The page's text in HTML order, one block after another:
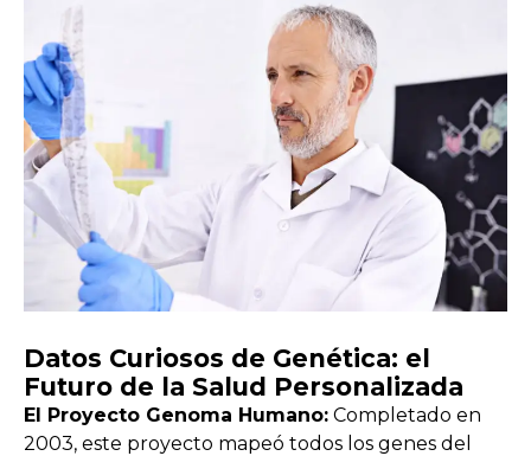
Datos Curiosos de Genética: el
Futuro de la Salud Personalizada
El Proyecto Genoma Humano: Completado en
2003, este proyecto mapeó todos los genes del